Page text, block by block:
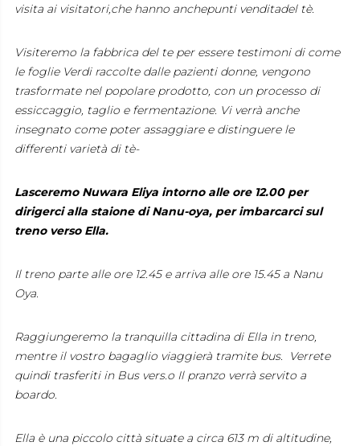
visita ai visitatori,che hanno anchepunti venditadel tè.
Visiteremo la fabbrica del te per essere testimoni di come
le foglie Verdi raccolte dalle pazienti donne, vengono
trasformate nel popolare prodotto, con un processo di
essiccaggio, taglio e fermentazione. Vi verrà anche
insegnato come poter assaggiare e distinguere le
differenti varietà di tè-
Lasceremo Nuwara Eliya intorno alle ore 12.00 per
dirigerci alla staione di Nanu-oya, per imbarcarci sul
treno verso Ella.
Il treno parte alle ore 12.45 e arriva alle ore 15.45 a Nanu
Oya.
Raggiungeremo la tranquilla cittadina di Ella in treno,
mentre il vostro bagaglio viaggierà tramite bus. Verrete
quindi trasferiti in Bus vers.o Il pranzo verrà servito a
boardo.
Ella è una piccolo città situate a circa 613 m di altitudine,